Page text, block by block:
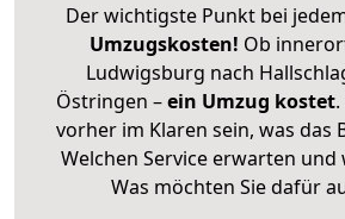
Der wichtigste Punkt bei
Umzugskosten! Ob
Ludwigsburg nach
Östringen –ein Umzug kostet.
vorher im Klaren sein, was das
Welchen Service erwarten und
Was möchten Sie dafür